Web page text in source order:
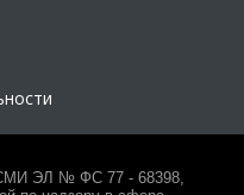
СМИ ЭЛ № ФС 77 - 68398,